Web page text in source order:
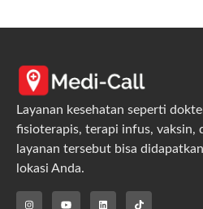
Layanan kesehatan seperti
fisioterapis, terapi infus, vaksin,
layanan tersebut bisa
lokasi Anda.